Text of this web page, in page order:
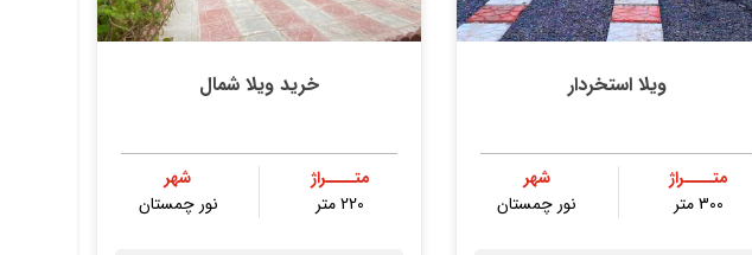
ویلا استخردار
متــــراژ
300 متر
شهر
نور چمستان
خرید ویلا شمال
متــــراژ
220 متر
شهر
نور چمستان